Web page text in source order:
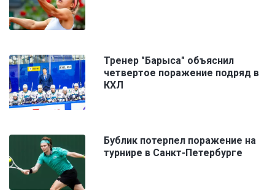
Тренер "Барыса" объяснил
четвертое поражение подряд в
КХЛ
Бублик потерпел поражение на
турнире в Санкт-Петербурге